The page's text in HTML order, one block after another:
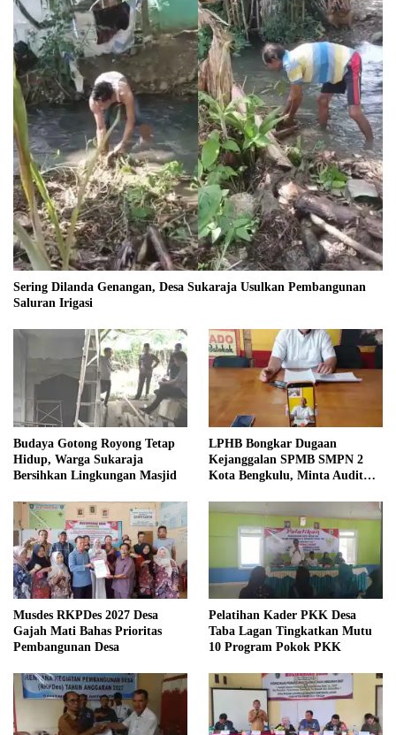
Sering Dilanda Genangan, Desa Sukaraja Usulkan Pembangunan
Saluran Irigasi
Budaya Gotong Royong Tetap
Hidup, Warga Sukaraja
Bersihkan Lingkungan Masjid
LPHB Bongkar Dugaan
Kejanggalan SPMB SMPN 2
Kota Bengkulu, Minta Audit
Musdes RKPDes 2027 Desa
Gajah Mati Bahas Prioritas
Pembangunan Desa
Pelatihan Kader PKK Desa
Taba Lagan Tingkatkan Mutu
10 Program Pokok PKK